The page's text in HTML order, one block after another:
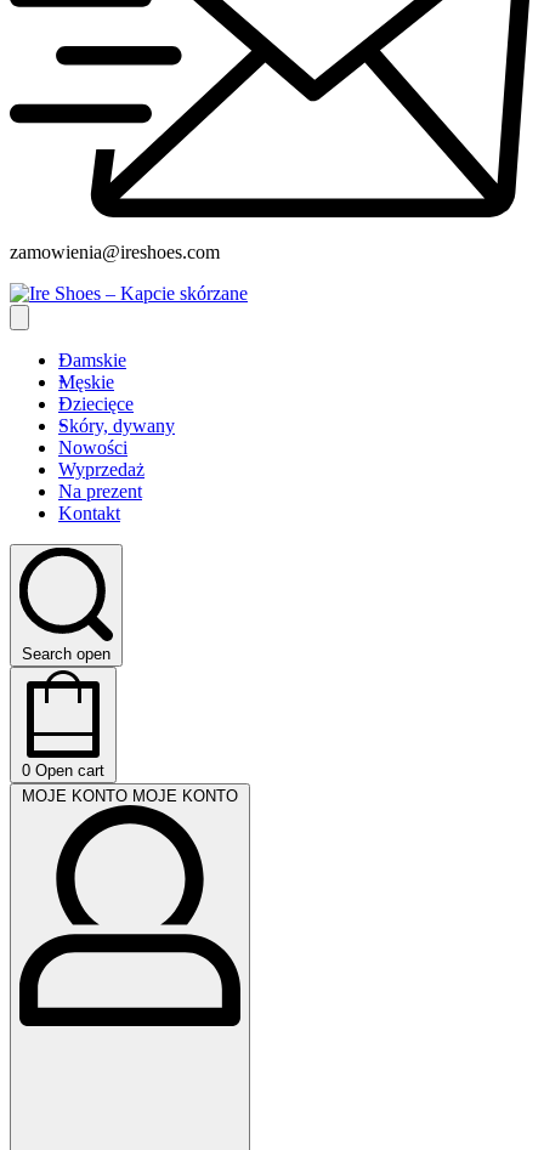
zamowienia@ireshoes.com
Damskie
Męskie
Dziecięce
Skóry, dywany
Nowości
Wyprzedaż
Na prezent
Kontakt
Search open
0 Open cart
MOJE KONTO MOJE KONTO